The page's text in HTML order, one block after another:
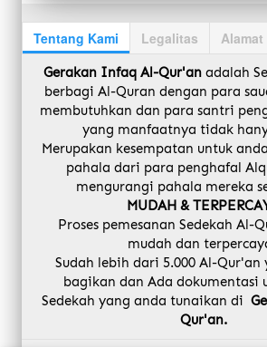
Tentang Kami Legalitas Alamat
Gerakan Infaq Al-Qur'an adalah
berbagi Al-Quran dengan para
membutuhkan dan para santri
yang manfaatnya tidak
Merupakan kesempatan untuk
pahala dari para penghafal
mengurangi pahala mereka
MUDAH &
Proses pemesanan Sedekah Al-
mudah dan
Sudah lebih dari 5.000 Al-Qur'an
bagikan dan Ada dokumentasi
Sedekah yang anda tunaikan di
Qur'an.